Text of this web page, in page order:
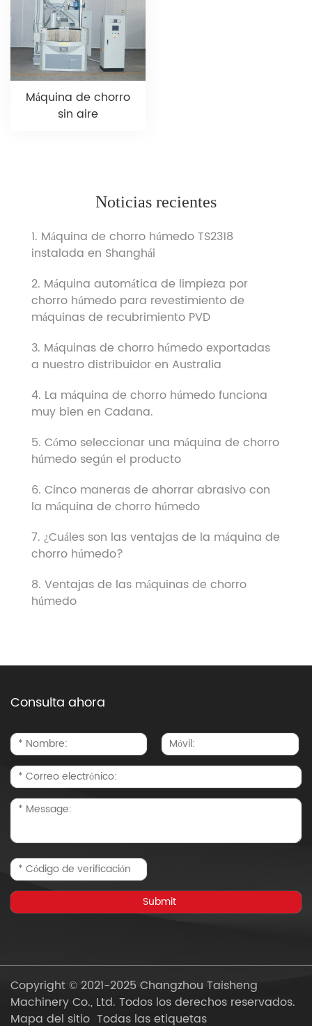
Máquina de chorro
sin aire
Noticias recientes
1. Máquina de chorro húmedo TS2318
instalada en Shanghái
2. Máquina automática de limpieza por
chorro húmedo para revestimiento de
máquinas de recubrimiento PVD
3. Máquinas de chorro húmedo exportadas
a nuestro distribuidor en Australia
4. La máquina de chorro húmedo funciona
muy bien en Cadana.
5. Cómo seleccionar una máquina de chorro
húmedo según el producto
6. Cinco maneras de ahorrar abrasivo con
la máquina de chorro húmedo
7. ¿Cuáles son las ventajas de la máquina de
chorro húmedo?
8. Ventajas de las máquinas de chorro
húmedo
Consulta ahora
Copyright © 2021-2025 Changzhou Taisheng
Machinery Co., Ltd. Todos los derechos reservados.
Mapa del sitio Todas las etiquetas